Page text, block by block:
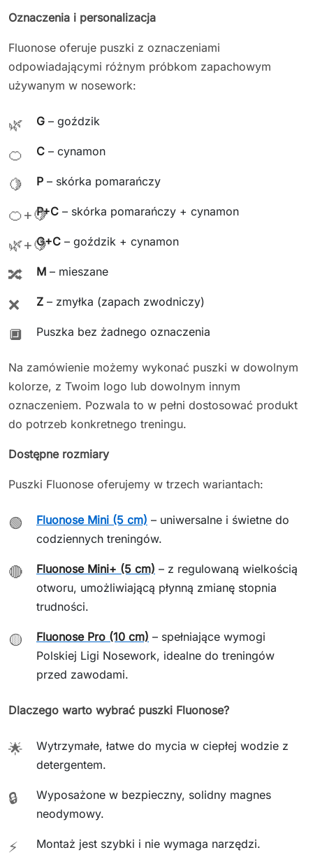
Oznaczenia i personalizacja
Fluonose oferuje puszki z oznaczeniami
odpowiadającymi różnym próbkom zapachowym
używanym w nosework:
🌿 G – goździk
🍊 C – cynamon
🍋 P – skórka pomarańczy
🍊+🍋P+C – skórka pomarańczy + cynamon
🌿+🍋G+C – goździk + cynamon
🔀 M – mieszane
❌ Z – zmyłka (zapach zwodniczy)
🔲 Puszka bez żadnego oznaczenia
Na zamówienie możemy wykonać puszki w dowolnym
kolorze, z Twoim logo lub dowolnym innym
oznaczeniem. Pozwala to w pełni dostosować produkt
do potrzeb konkretnego treningu.
Dostępne rozmiary
Puszki Fluonose oferujemy w trzech wariantach:
🟢 Fluonose Mini (5 cm) – uniwersalne i świetne do
codziennych treningów.
🔴 Fluonose Mini+ (5 cm) – z regulowaną wielkością
otworu, umożliwiającą płynną zmianę stopnia
trudności.
🟡 Fluonose Pro (10 cm) – spełniające wymogi
Polskiej Ligi Nosework, idealne do treningów
przed zawodami.
Dlaczego warto wybrać puszki Fluonose?
🌟
Wytrzymałe, łatwe do mycia w ciepłej wodzie z
detergentem.
🔒
Wyposażone w bezpieczny, solidny magnes
neodymowy.
⚡ Montaż jest szybki i nie wymaga narzędzi.